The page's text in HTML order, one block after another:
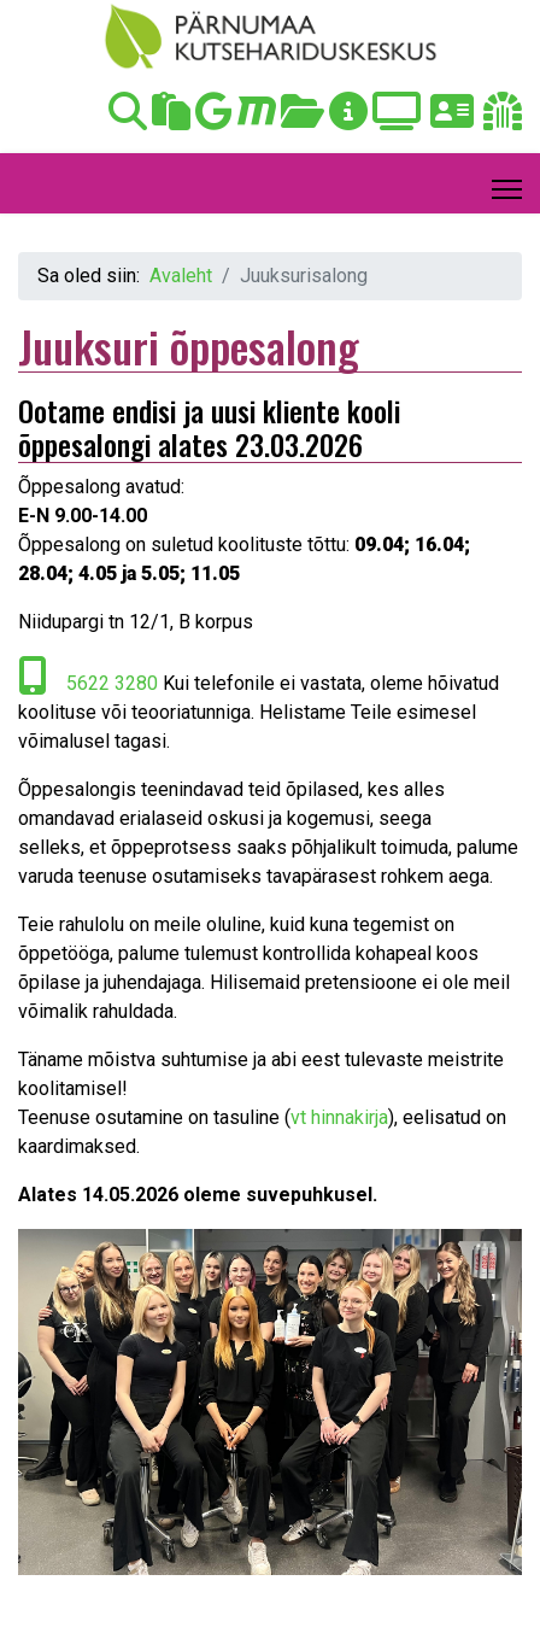
Sa oled siin: Avaleht Juuksurisalong
Juuksuri õppesalong
Ootame endisi ja uusi kliente kooli
õppesalongi alates 23.03.2026
Õppesalong avatud:
E-N 9.00-14.00
Õppesalong on suletud koolituste tõttu: 09.04; 16.04;
28.04; 4.05 ja 5.05; 11.05
Niidupargi tn 12/1, B korpus
5622 3280 Kui telefonile ei vastata, oleme hõivatud
koolituse või teooriatunniga. Helistame Teile esimesel
võimalusel tagasi.
Õppesalongis teenindavad teid õpilased, kes alles
omandavad erialaseid oskusi ja kogemusi, seega
selleks, et õppeprotsess saaks põhjalikult toimuda, palume
varuda teenuse osutamiseks tavapärasest rohkem aega.
Teie rahulolu on meile oluline, kuid kuna tegemist on
õppetööga, palume tulemust kontrollida kohapeal koos
õpilase ja juhendajaga. Hilisemaid pretensioone ei ole meil
võimalik rahuldada.
Täname mõistva suhtumise ja abi eest tulevaste meistrite
koolitamisel!
Teenuse osutamine on tasuline (vt hinnakirja), eelisatud on
kaardimaksed.
Alates 14.05.2026 oleme suvepuhkusel.